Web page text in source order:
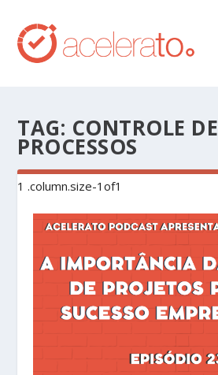
TAG: CONTROLE DE
PROCESSOS